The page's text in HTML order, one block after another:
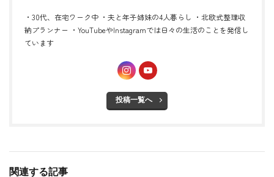
・30代、在宅ワーク中 ・夫と年子姉妹の4人暮らし ・北欧式整理収
納プランナー ・YouTubeやInstagramでは日々の生活のことを発信し
ています
投稿一覧へ
関連する記事